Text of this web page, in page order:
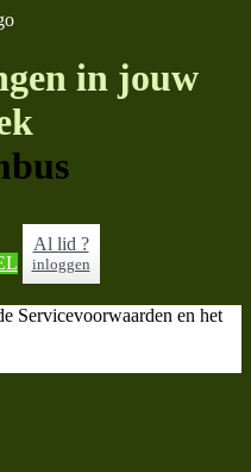
in jouw
Al lid ?
inloggen
Servicevoorwaarden en het